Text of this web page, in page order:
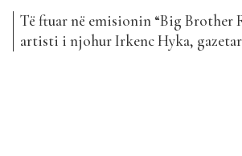
Të ftuar në emisionin “Big Brother
artisti i njohur Irkenc Hyka,